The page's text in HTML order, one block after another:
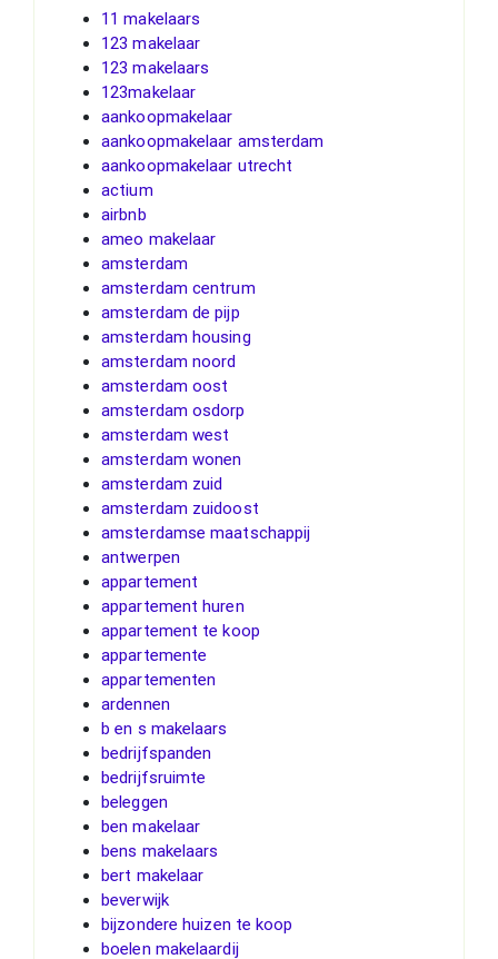
11 makelaars
123 makelaar
123 makelaars
123makelaar
aankoopmakelaar
aankoopmakelaar amsterdam
aankoopmakelaar utrecht
actium
airbnb
ameo makelaar
amsterdam
amsterdam centrum
amsterdam de pijp
amsterdam housing
amsterdam noord
amsterdam oost
amsterdam osdorp
amsterdam west
amsterdam wonen
amsterdam zuid
amsterdam zuidoost
amsterdamse maatschappij
antwerpen
appartement
appartement huren
appartement te koop
appartemente
appartementen
ardennen
b en s makelaars
bedrijfspanden
bedrijfsruimte
beleggen
ben makelaar
bens makelaars
bert makelaar
beverwijk
bijzondere huizen te koop
boelen makelaardij